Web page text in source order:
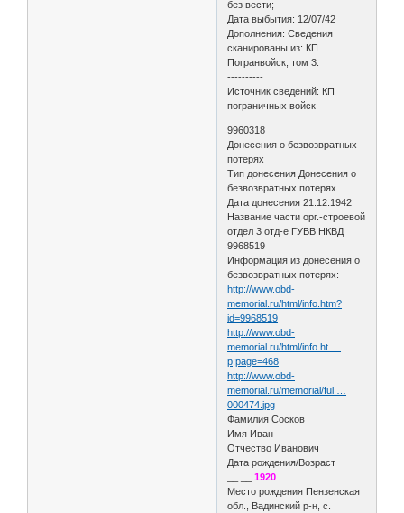
без вести;
Дата выбытия: 12/07/42
Дополнения: Сведения
сканированы из: КП
Погранвойск, том 3.
----------
Источник сведений: КП
пограничных войск
9960318
Донесения о безвозвратных
потерях
Тип донесения Донесения о
безвозвратных потерях
Дата донесения 21.12.1942
Название части орг.-строевой
отдел 3 отд-е ГУВВ НКВД
9968519
Информация из донесения о
безвозвратных потерях:
http://www.obd-
memorial.ru/html/info.htm?
id=9968519
http://www.obd-
memorial.ru/html/info.ht …
p;page=468
http://www.obd-
memorial.ru/memorial/ful …
000474.jpg
Фамилия Сосков
Имя Иван
Отчество Иванович
Дата рождения/Возраст
__.__.1920
Место рождения Пензенская
обл., Вадинский р-н, с.